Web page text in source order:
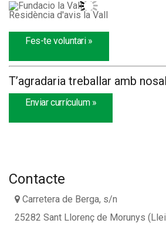
Residència d'avis la Vall
Fes-te voluntari »
T’agradaria treballar amb
Enviar currículum »
Contacte
Carretera de Berga, s/n
25282 Sant Llorenç de Morunys